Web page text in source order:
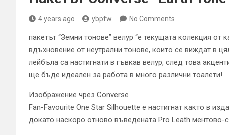
4 years ago ybpfw No Comments
пакетът “Земни тонове” велур “е текущата колекция от
вдъхновение от неутрални тонове, които се виждат в
лейбъла са настигнати в гъвкав велур, след това
ще бъде идеален за работа в много различни тоалети!
Изображение чрез Converse
Fan-Favourite One Star Silhouette е настигнат както в
докато наскоро отново въведената Pro Leath ментово-